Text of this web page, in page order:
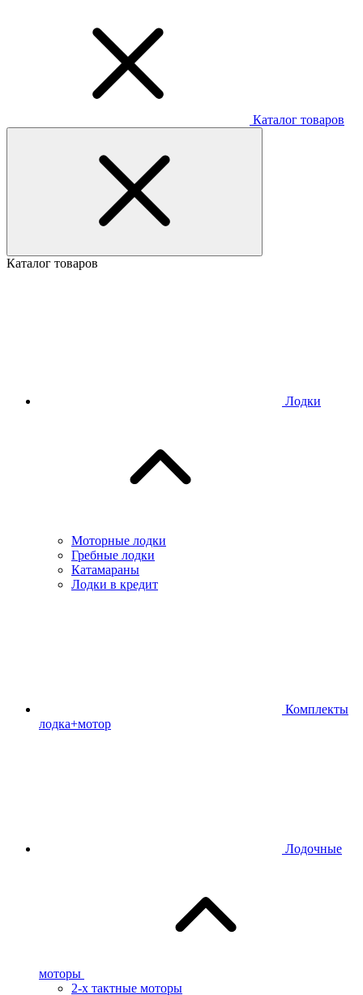
Каталог товаров
Каталог товаров
Лодки
Моторные лодки
Гребные лодки
Катамараны
Лодки в кредит
Комплекты
лодка+мотор
Лодочные
моторы
2-х тактные моторы